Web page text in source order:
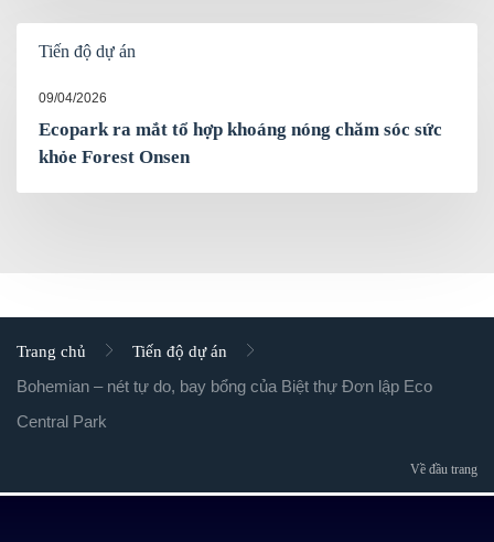
Tiến độ dự án
09/04/2026
Ecopark ra mắt tổ hợp khoáng nóng chăm sóc sức
khỏe Forest Onsen
Trang chủ Tiến độ dự án
Bohemian – nét tự do, bay bổng của Biệt thự Đơn lập Eco
Central Park
Về đầu trang